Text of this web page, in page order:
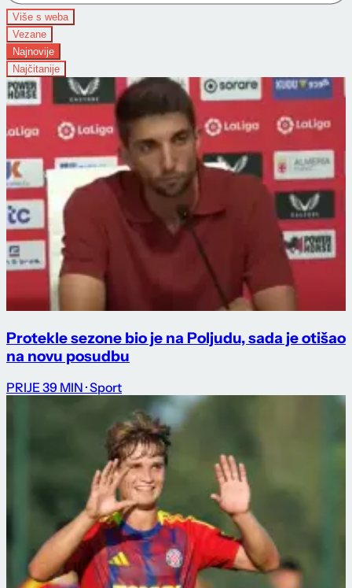
Više s weba
Vezane
Najnovije
Najčitanije
Protekle sezone bio je na Poljudu, sada je otišao
na novu posudbu
PRIJE 39 MIN · Sport